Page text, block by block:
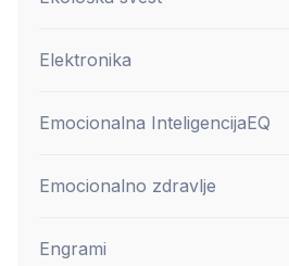
Elektronika
Emocionalna InteligencijaEQ
Emocionalno zdravlje
Engrami